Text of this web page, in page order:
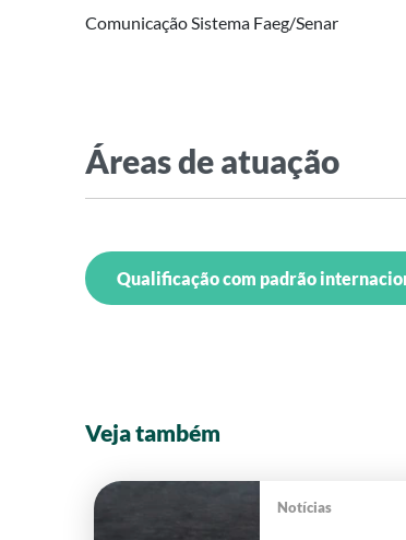
Comunicação Sistema Faeg/Senar
Áreas de atuação
Qualificação com padrão
Veja também
Notícias